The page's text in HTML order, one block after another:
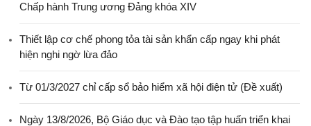
Chấp hành Trung ương Đảng khóa XIV
Thiết lập cơ chế phong tỏa tài sản khẩn cấp ngay khi phát
hiện nghi ngờ lừa đảo
Từ 01/3/2027 chỉ cấp sổ bảo hiểm xã hội điện tử (Đề xuất)
Ngày 13/8/2026, Bộ Giáo dục và Đào tạo tập huấn triển khai